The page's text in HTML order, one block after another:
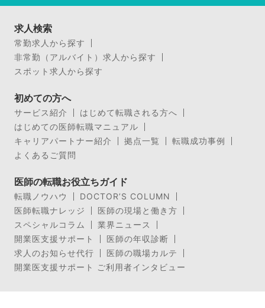
求人検索
常勤求人から探す
非常勤（アルバイト）求人から探す
スポット求人から探す
初めての方へ
サービス紹介
はじめて転職される方へ
はじめての医師転職マニュアル
キャリアパートナー紹介
拠点一覧
転職成功事例
よくあるご質問
医師の転職お役立ちガイド
転職ノウハウ
DOCTOR’S COLUMN
医師転職ナレッジ
医師の現場と働き方
スペシャルコラム
業界ニュース
開業医支援サポート
医師の年収診断
求人のお知らせ代行
医師の職場カルテ
開業医支援サポート ご利用者インタビュー